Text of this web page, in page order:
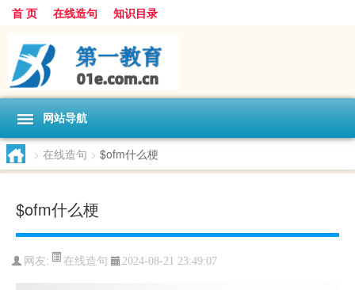
首 页 在线造句 知识目录
网站导航
> 在线造句 > $ofm什么梗
$ofm什么梗
网友: 在线造句 2024-08-21 23:49:07